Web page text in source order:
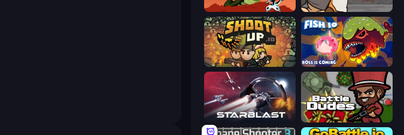
Monster Impact Senya and Oscar 2
Shootup.io Fish IO
StarBlast BattleDudes.io